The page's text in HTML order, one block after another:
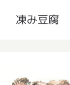
凍み豆腐